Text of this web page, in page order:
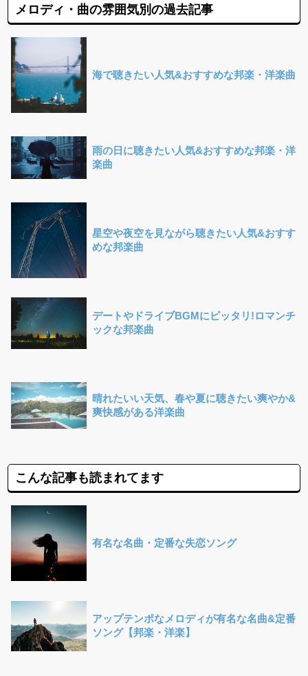
メロディ・曲の雰囲気別の過去記事
海で聴きたい人気&おすすめな邦楽・洋楽曲
雨の日に聴きたい人気&おすすめな邦楽・洋
楽曲
星空や夜空を見ながら聴きたい人気&おすす
めな邦楽曲
デートやドライブBGMにピッタリ!ロマンチ
ックな邦楽曲
晴れたいい天気、春や夏に聴きたい爽やか&
爽快感がある洋楽曲
こんな記事も読まれてます
有名な名曲・定番な失恋ソング
アップテンポなメロディが有名な名曲&定番
ソング【邦楽・洋楽】